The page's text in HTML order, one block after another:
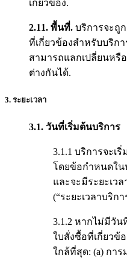
เกี่ยวข้อง.
2.11. พื้นที่. บริการจะถู
ที่เกี่ยวข้องสำหรับบริก
สามารถแลกเปลี่ยนห
ต่างกันได้.
3. ระยะเวลา
3.1. วันที่เริ่มต้นบริการ
3.1.1 บริการจะ
โดยข้อกำหนดใน
และจะมีระยะเว
(“ระยะเวลาบริกา
3.1.2 หากไม่มีวั
ใบสั่งซื้อที่เกี่ยวข้
ใกล้ที่สุด: (a) กา